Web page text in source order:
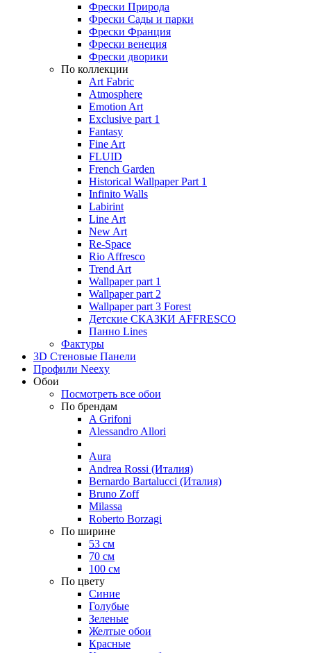
Фрески Природа
Фрески Сады и парки
Фрески Франция
Фрески венеция
Фрески дворики
По коллекции
Art Fabric
Atmosphere
Emotion Art
Exclusive part 1
Fantasy
Fine Art
FLUID
French Garden
Historical Wallpaper Part 1
Infinito Walls
Labirint
Line Art
New Art
Re-Space
Rio Affresco
Trend Art
Wallpaper part 1
Wallpaper part 2
Wallpaper part 3 Forest
Детские СКАЗКИ AFFRESCO
Панно Lines
Фактуры
3D Стеновые Панели
Профили Neexy
Обои
Посмотреть все обои
По брендам
A Grifoni
Alessandro Allori
Aura
Andrea Rossi (Италия)
Bernardo Bartalucci (Италия)
Bruno Zoff
Milassa
Roberto Borzagi
По ширине
53 см
70 см
100 см
По цвету
Синие
Голубые
Зеленые
Желтые обои
Красные